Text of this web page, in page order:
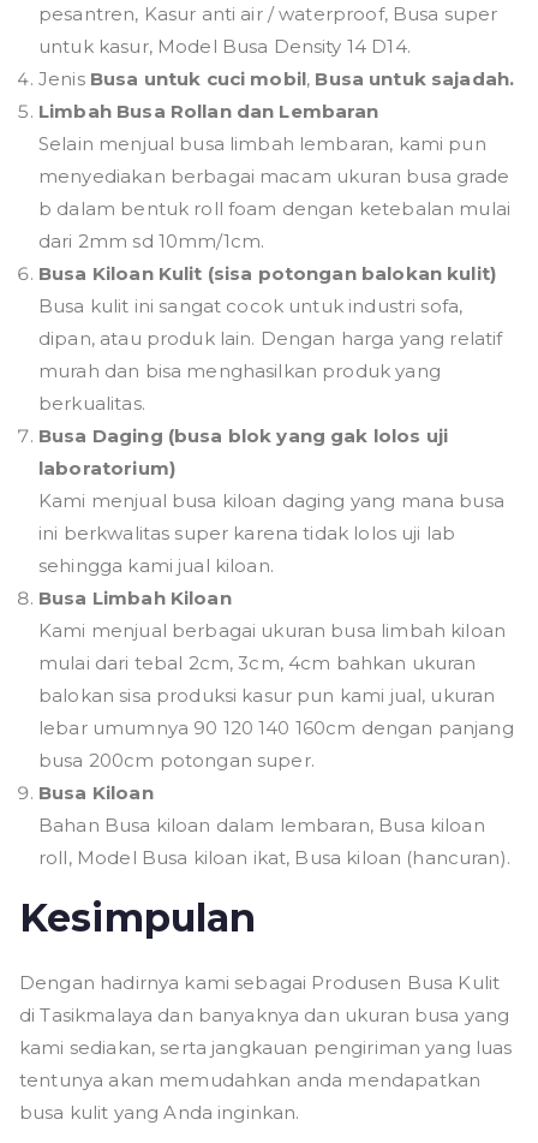
pesantren, Kasur anti air / waterproof, Busa super
untuk kasur, Model Busa Density 14 D14.
Jenis Busa untuk cuci mobil, Busa untuk sajadah.
Limbah Busa Rollan dan Lembaran
Selain menjual busa limbah lembaran, kami pun
menyediakan berbagai macam ukuran busa grade
b dalam bentuk roll foam dengan ketebalan mulai
dari 2mm sd 10mm/1cm.
Busa Kiloan Kulit (sisa potongan balokan kulit)
Busa kulit ini sangat cocok untuk industri sofa,
dipan, atau produk lain. Dengan harga yang relatif
murah dan bisa menghasilkan produk yang
berkualitas.
Busa Daging (busa blok yang gak lolos uji
laboratorium)
Kami menjual busa kiloan daging yang mana busa
ini berkwalitas super karena tidak lolos uji lab
sehingga kami jual kiloan.
Busa Limbah Kiloan
Kami menjual berbagai ukuran busa limbah kiloan
mulai dari tebal 2cm, 3cm, 4cm bahkan ukuran
balokan sisa produksi kasur pun kami jual, ukuran
lebar umumnya 90 120 140 160cm dengan panjang
busa 200cm potongan super.
Busa Kiloan
Bahan Busa kiloan dalam lembaran, Busa kiloan
roll, Model Busa kiloan ikat, Busa kiloan (hancuran).
Kesimpulan
Dengan hadirnya kami sebagai Produsen Busa Kulit
di Tasikmalaya dan banyaknya dan ukuran busa yang
kami sediakan, serta jangkauan pengiriman yang luas
tentunya akan memudahkan anda mendapatkan
busa kulit yang Anda inginkan.